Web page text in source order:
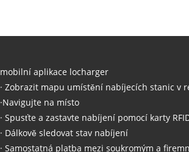
mobilní aplikace locharger
· Zobrazit mapu umístění nabíjecích stanic v
·Navigujte na místo
· Spusťte a zastavte nabíjení pomocí karty
· Dálkově sledovat stav nabíjení
· Samostatná platba mezi soukromým a